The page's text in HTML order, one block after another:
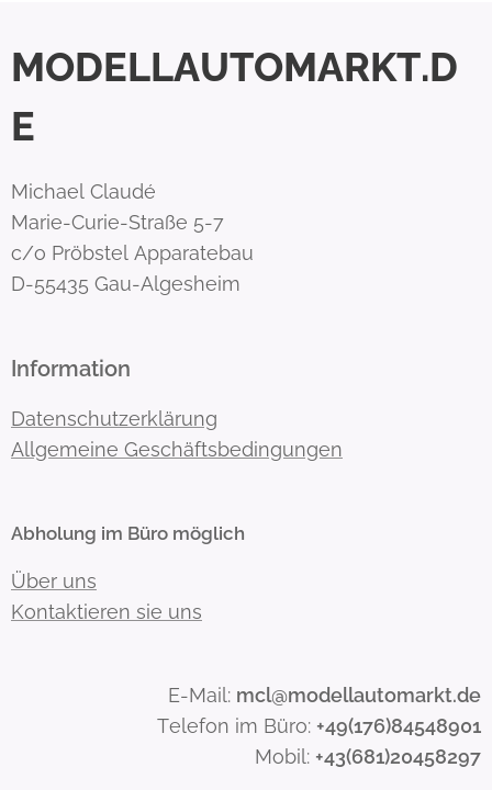
MODELLAUTOMARKT.D
E
Michael Claudé
Marie-Curie-Straße 5-7
c/o Pröbstel Apparatebau
D-55435 Gau-Algesheim
Information
Datenschutzerklärung
Allgemeine Geschäftsbedingungen
Abholung im Büro möglich
Über uns
Kontaktieren sie uns
E-Mail: mcl@modellautomarkt.de
Telefon im Büro: +49(176)84548901
Mobil: +43(681)20458297